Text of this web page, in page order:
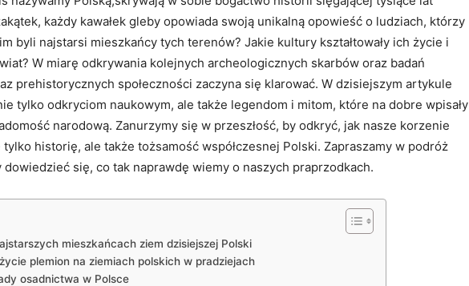
każdy kawałek gleby opowiada swoją unikalną opowieść o ludziach, którzy
byli najstarsi mieszkańcy tych terenów? Jakie kultury kształtowały ich życie i
W miarę odkrywania kolejnych archeologicznych skarbów oraz badań
prehistorycznych społeczności zaczyna się klarować. W dzisiejszym artykule
tylko odkryciom naukowym, ale także legendom i mitom, które na dobre wpisały
narodową. Zanurzymy się w przeszłość, by odkryć, jak nasze korzenie
tylko historię, ale także tożsamość współczesnej Polski. Zapraszamy w podróż
dowiedzieć się, co tak naprawdę wiemy o naszych praprzodkach.
mieszkańcach ziem dzisiejszej Polski
plemion na ziemiach polskich w pradziejach
osadnictwa w Polsce